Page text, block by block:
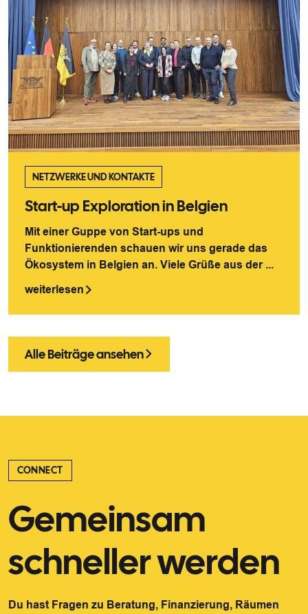
NETZWERKE UND KONTAKTE
Start-up Exploration in Belgien
Mit einer Guppe von Start-ups und
Funktionierenden schauen wir uns gerade das
Ökosystem in Belgien an. Viele Grüße aus der ...
weiterlesen
Alle Beiträge ansehen
CONNECT
Gemeinsam
schneller werden
Du hast Fragen zu Beratung, Finanzierung, Räumen